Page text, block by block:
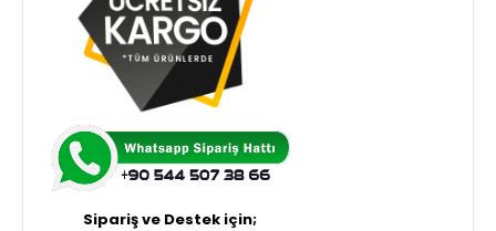
Sipariş ve Destek için;